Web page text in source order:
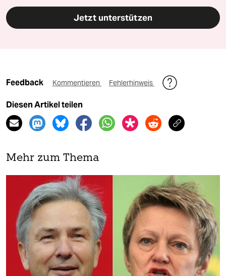
Jetzt unterstützen
Feedback Kommentieren Fehlerhinweis
Diesen Artikel teilen
Mehr zum Thema